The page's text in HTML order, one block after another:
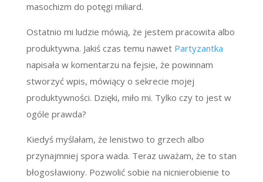
masochizm do potęgi miliard.
Ostatnio mi ludzie mówią, że jestem pracowita albo
produktywna. Jakiś czas temu nawet Partyzantka
napisała w komentarzu na fejsie, że powinnam
stworzyć wpis, mówiący o sekrecie mojej
produktywności. Dzięki, miło mi. Tylko czy to jest w
ogóle prawda?
Kiedyś myślałam, że lenistwo to grzech albo
przynajmniej spora wada. Teraz uważam, że to stan
błogosławiony. Pozwolić sobie na nicnierobienie to